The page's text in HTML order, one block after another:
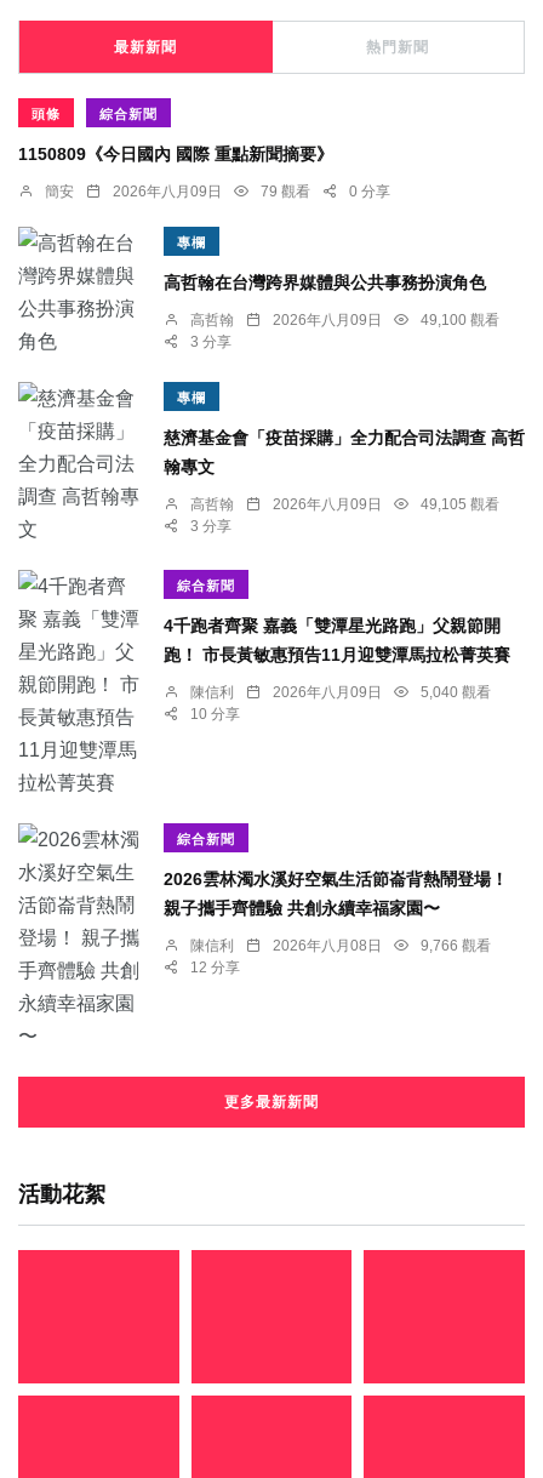
最新新聞 熱門新聞
頭條 綜合新聞
1150809《今日國內 國際 重點新聞摘要》
簡安 2026年八月09日 79 觀看 0 分享
專欄
高哲翰在台灣跨界媒體與公共事務扮演角色
高哲翰 2026年八月09日
49,100 觀看
3 分享
專欄
慈濟基金會「疫苗採購」全力配合司法調查 高哲
翰專文
高哲翰 2026年八月09日
49,105 觀看
3 分享
綜合新聞
4千跑者齊聚 嘉義「雙潭星光路跑」父親節開
跑！ 市長黃敏惠預告11月迎雙潭馬拉松菁英賽
陳信利 2026年八月09日
5,040 觀看
10 分享
綜合新聞
2026雲林濁水溪好空氣生活節崙背熱鬧登場！
親子攜手齊體驗 共創永續幸福家園〜
陳信利 2026年八月08日
9,766 觀看
12 分享
更多最新新聞
活動花絮